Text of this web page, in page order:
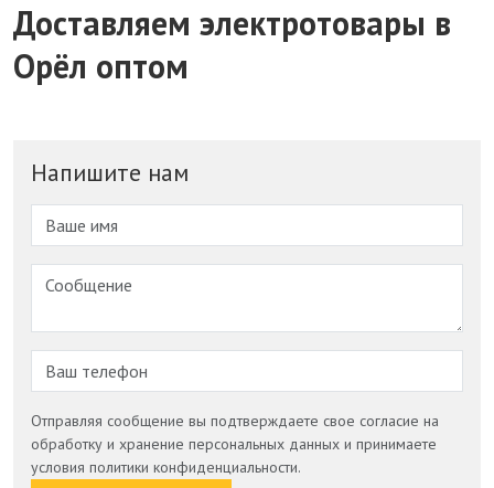
Доставляем электротовары в
Орёл оптом
Напишите нам
Отправляя сообщение вы подтверждаете свое согласие на
обработку и хранение персональных данных и принимаете
условия политики конфиденциальности.